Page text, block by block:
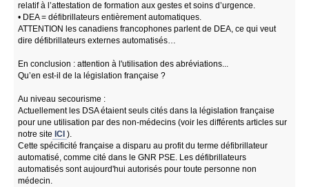
relatif à l’attestation de formation aux gestes et soins d’urgence.
• DEA = défibrillateurs entièrement automatiques.
ATTENTION les canadiens francophones parlent de DEA, ce qui veut
dire défibrillateurs externes automatisés…
En conclusion : attention à l'utilisation des abréviations...
Qu’en est-il de la législation française ?
Au niveau secourisme :
Actuellement les DSA étaient seuls cités dans la législation française
pour une utilisation par des non-médecins (voir les différents articles sur
notre site ICI).
Cette spécificité française a disparu au profit du terme défibrillateur
automatisé, comme cité dans le GNR PSE. Les défibrillateurs
automatisés sont aujourd'hui autorisés pour toute personne non
médecin.